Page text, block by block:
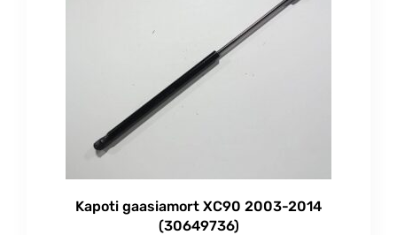
Kapoti gaasiamort XC90 2003-2014
(30649736)